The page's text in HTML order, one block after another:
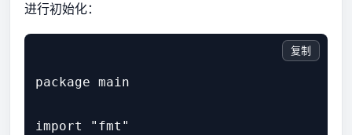
进行初始化：
package main
import "fmt"
复制